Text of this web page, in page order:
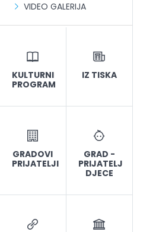
VIDEO GALERIJA
KULTURNI
PROGRAM
IZ TISKA
GRADOVI
PRIJATELJI
GRAD -
PRIJATELJ
DJECE